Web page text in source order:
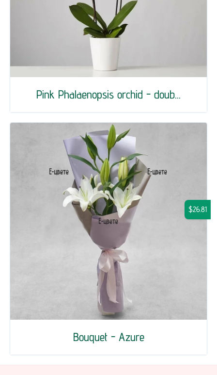
Pink Phalaenopsis orchid - doub...
Bouquet - Azure
$26.81